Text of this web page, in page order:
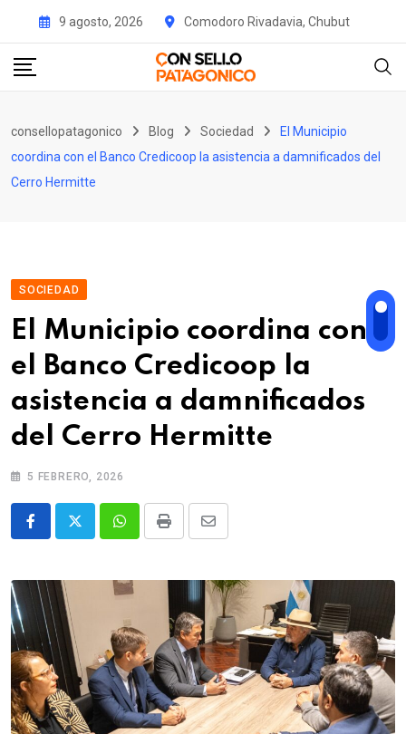
content
9 agosto, 2026 Comodoro Rivadavia, Chubut
consellopatagonico Blog Sociedad
El Municipio
coordina con el Banco Credicoop la asistencia a damnificados del
Cerro Hermitte
SOCIEDAD
El Municipio coordina con
el Banco Credicoop la
asistencia a damnificados
del Cerro Hermitte
5 FEBRERO, 2026
WhatsappPrint
Share
Email